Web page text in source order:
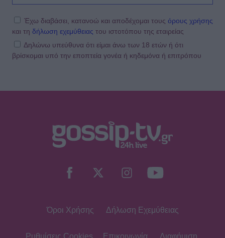
Έχω διαβάσει, κατανοώ και αποδέχομαι τους όρους χρήσης
και τη δήλωση εχεμύθειας του ιστοτόπου της εταιρείας
Δηλώνω υπεύθυνα ότι είμαι άνω των 18 ετών ή ότι
βρίσκομαι υπό την εποπτεία γονέα ή κηδεμόνα ή επιτρόπου
Όροι Χρήσης Δήλωση Εχεμύθειας
Ρυθμίσεις Cookies Επικοινωνία Διαφήμιση